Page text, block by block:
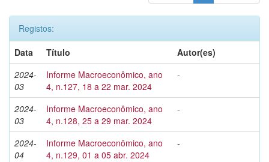
Registos:
Data
Título
Autor(es)
2024-
03
Informe Macroeconômico, ano
4, n.127, 18 a 22 mar. 2024
-
2024-
03
Informe Macroeconômico, ano
4, n.128, 25 a 29 mar. 2024
-
2024-
04
Informe Macroeconômico, ano
4, n.129, 01 a 05 abr. 2024
-